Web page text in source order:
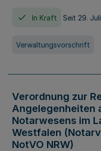
In Kraft Seit 29.
Verwaltungsvorschrift
Verordnung zur
Angelegenheiten
Notarwesens im
Westfalen
NotVO NRW)